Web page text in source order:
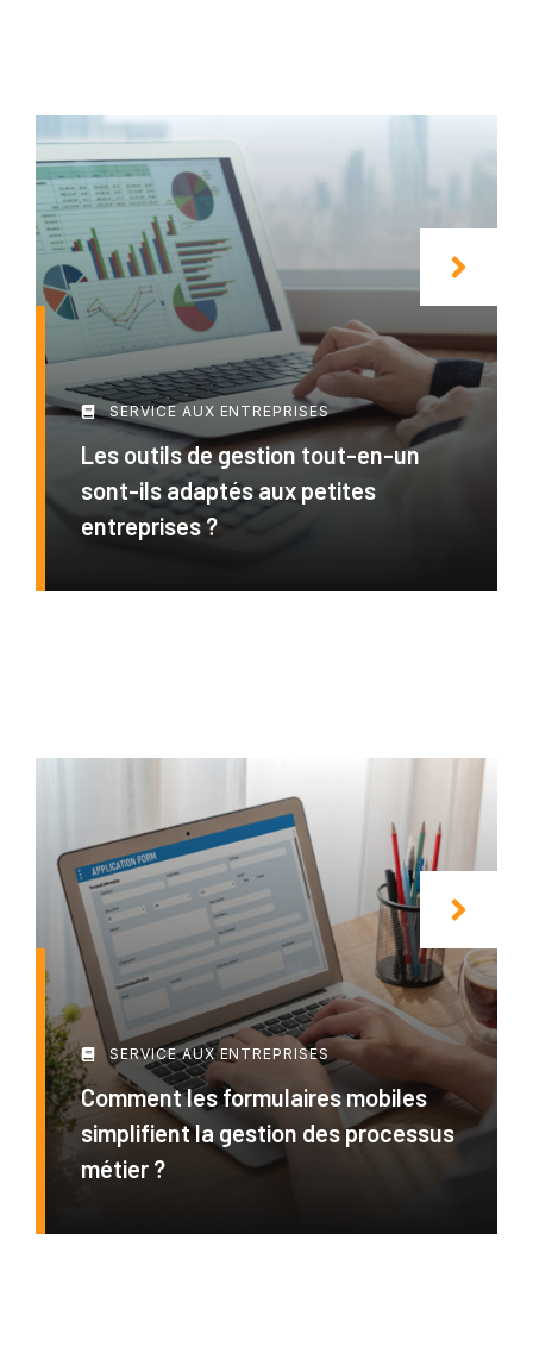
SERVICE AUX ENTREPRISES
Les outils de gestion tout-en-un
sont-ils adaptés aux petites
entreprises ?
SERVICE AUX ENTREPRISES
Comment les formulaires mobiles
simplifient la gestion des processus
métier ?